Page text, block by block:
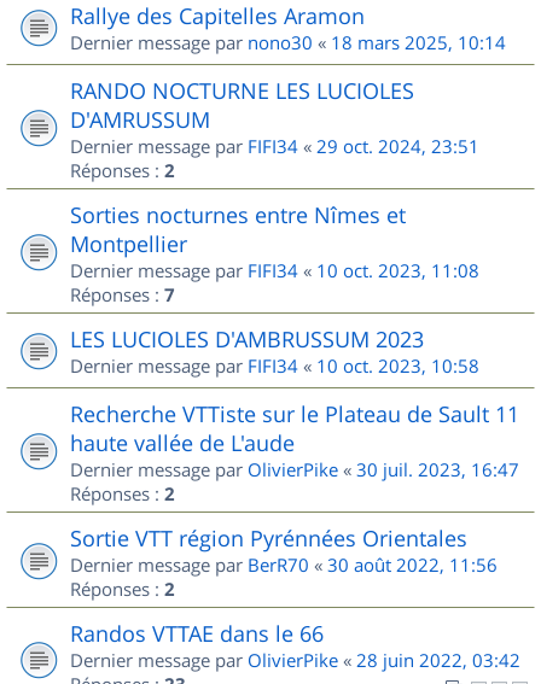
Rallye des Capitelles Aramon
Dernier message par nono30 « 18 mars 2025, 10:14
RANDO NOCTURNE LES LUCIOLES
D'AMRUSSUM
Dernier message par FIFI34 « 29 oct. 2024, 23:51
Réponses : 2
Sorties nocturnes entre Nîmes et
Montpellier
Dernier message par FIFI34 « 10 oct. 2023, 11:08
Réponses : 7
LES LUCIOLES D'AMBRUSSUM 2023
Dernier message par FIFI34 « 10 oct. 2023, 10:58
Recherche VTTiste sur le Plateau de Sault 11
haute vallée de L'aude
Dernier message par OlivierPike « 30 juil. 2023, 16:47
Réponses : 2
Sortie VTT région Pyrénnées Orientales
Dernier message par BerR70 « 30 août 2022, 11:56
Réponses : 2
Randos VTTAE dans le 66
Dernier message par OlivierPike « 28 juin 2022, 03:42